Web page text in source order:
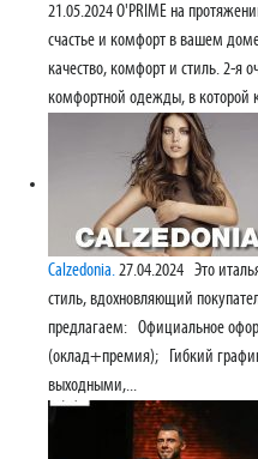
21.05.2024O'PRIME на
счастье и комфорт в вашем
качество, комфорт и стиль. 2-я
комфортной одежды, в которой
Calzedonia.27.04.2024 Это
стиль, вдохновляющий
предлагаем: Официальное
(оклад+премия); Гибкий
выходными,...